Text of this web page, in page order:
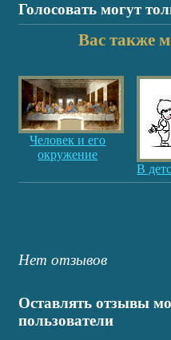
Голосовать могут
Вас также
Человек и его
окружение
В
Нет отзывов
Оставлять отзывы
пользователи